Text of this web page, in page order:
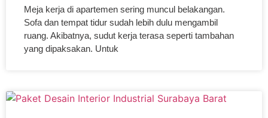
Meja kerja di apartemen sering muncul belakangan.
Sofa dan tempat tidur sudah lebih dulu mengambil
ruang. Akibatnya, sudut kerja terasa seperti tambahan
yang dipaksakan. Untuk